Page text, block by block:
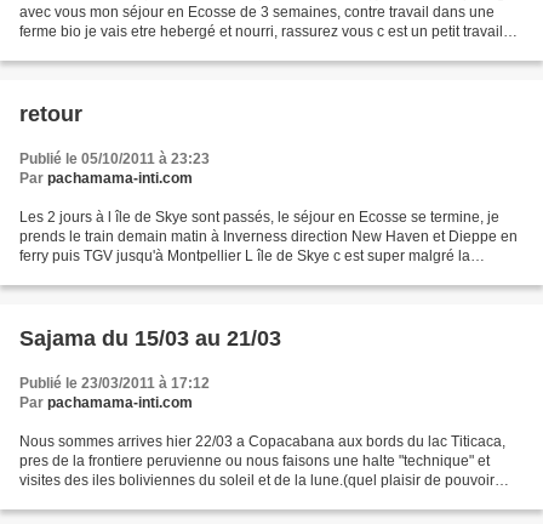
avec vous mon séjour en Ecosse de 3 semaines, contre travail dans une
ferme bio je vais etre hebergé et nourri, rassurez vous c est un petit travail
retour
Publié le 05/10/2011 à 23:23
Par pachamama-inti.com
Les 2 jours à l île de Skye sont passés, le séjour en Ecosse se termine, je
prends le train demain matin à Inverness direction New Haven et Dieppe en
ferry puis TGV jusqu'à Montpellier L île de Skye c est super malgré la
Sajama du 15/03 au 21/03
Publié le 23/03/2011 à 17:12
Par pachamama-inti.com
Nous sommes arrives hier 22/03 a Copacabana aux bords du lac Titicaca,
pres de la frontiere peruvienne ou nous faisons une halte "technique" et
visites des iles boliviennes du soleil et de la lune.(quel plaisir de pouvoir